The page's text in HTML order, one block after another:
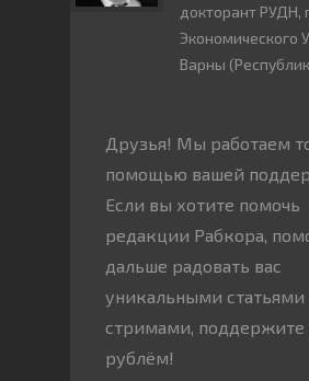
докторант РУДН,
Экономического
Варны
Друзья! Мы работаем
помощью вашей
Если вы хотите помочь
редакции Рабкора,
дальше радовать вас
уникальными статьями
стримами, поддержите
рублём!